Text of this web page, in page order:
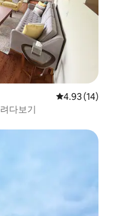
평점 4.93점
4.93 (14)
다보기